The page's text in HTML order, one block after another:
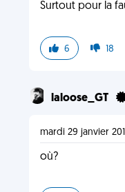
Surtout pour la
6 18
laloose_GT
mardi 29 janvier
où?